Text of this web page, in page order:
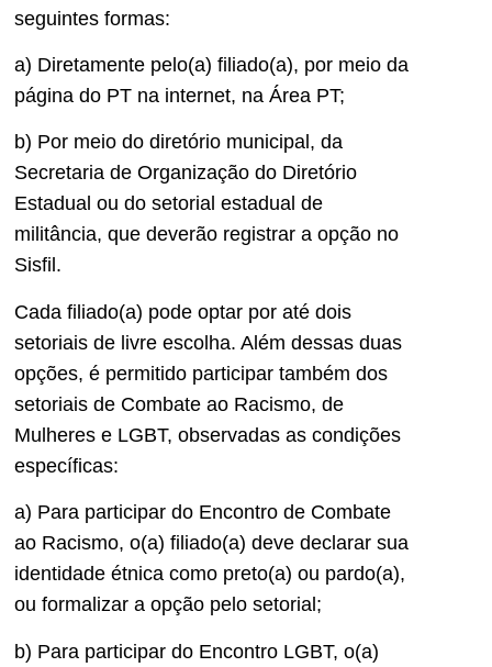
seguintes formas:
a) Diretamente pelo(a) filiado(a), por meio da
página do PT na internet, na Área PT;
b) Por meio do diretório municipal, da
Secretaria de Organização do Diretório
Estadual ou do setorial estadual de
militância, que deverão registrar a opção no
Sisfil.
Cada filiado(a) pode optar por até dois
setoriais de livre escolha. Além dessas duas
opções, é permitido participar também dos
setoriais de Combate ao Racismo, de
Mulheres e LGBT, observadas as condições
específicas:
a) Para participar do Encontro de Combate
ao Racismo, o(a) filiado(a) deve declarar sua
identidade étnica como preto(a) ou pardo(a),
ou formalizar a opção pelo setorial;
b) Para participar do Encontro LGBT, o(a)